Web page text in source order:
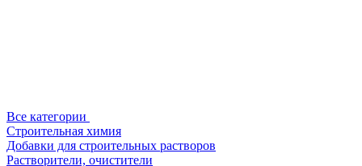
Все категории
Строительная химия
Добавки для строительных растворов
Растворители, очистители